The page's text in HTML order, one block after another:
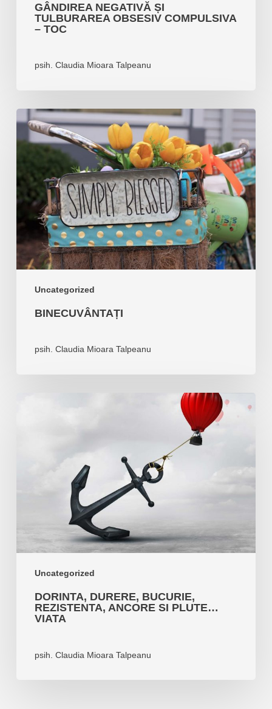
GÂNDIREA NEGATIVĂ ȘI
TULBURAREA OBSESIV COMPULSIVA
– TOC
psih. Claudia Mioara Talpeanu
Uncategorized
Binecuvântați
BINECUVÂNTAȚI
psih. Claudia Mioara Talpeanu
Uncategorized
DORINTA, DURERE, BUCURIE,
REZISTENTA, ANCORE SI PLUTE…
VIATA
psih. Claudia Mioara Talpeanu